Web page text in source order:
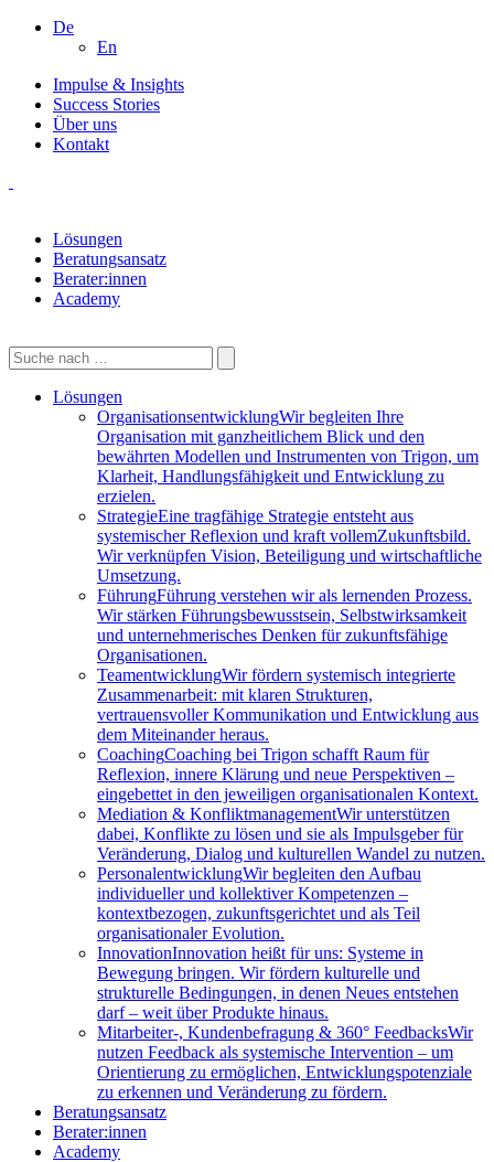
De
En
Impulse & Insights
Success Stories
Über uns
Kontakt
Lösungen
Beratungsansatz
Berater:innen
Academy
Lösungen
OrganisationsentwicklungWir begleiten Ihre
Organisation mit ganzheitlichem Blick und den
bewährten Modellen und Instrumenten von Trigon, um
Klarheit, Handlungsfähigkeit und Entwicklung zu
erzielen.
StrategieEine tragfähige Strategie entsteht aus
systemischer Reflexion und kraft vollemZukunftsbild.
Wir verknüpfen Vision, Beteiligung und wirtschaftliche
Umsetzung.
FührungFührung verstehen wir als lernenden Prozess.
Wir stärken Führungsbewusstsein, Selbstwirksamkeit
und unternehmerisches Denken für zukunftsfähige
Organisationen.
TeamentwicklungWir fördern systemisch integrierte
Zusammenarbeit: mit klaren Strukturen,
vertrauensvoller Kommunikation und Entwicklung aus
dem Miteinander heraus.
CoachingCoaching bei Trigon schafft Raum für
Reflexion, innere Klärung und neue Perspektiven –
eingebettet in den jeweiligen organisationalen Kontext.
Mediation & KonfliktmanagementWir unterstützen
dabei, Konflikte zu lösen und sie als Impulsgeber für
Veränderung, Dialog und kulturellen Wandel zu nutzen.
PersonalentwicklungWir begleiten den Aufbau
individueller und kollektiver Kompetenzen –
kontextbezogen, zukunftsgerichtet und als Teil
organisationaler Evolution.
InnovationInnovation heißt für uns: Systeme in
Bewegung bringen. Wir fördern kulturelle und
strukturelle Bedingungen, in denen Neues entstehen
darf – weit über Produkte hinaus.
Mitarbeiter-, Kundenbefragung & 360° FeedbacksWir
nutzen Feedback als systemische Intervention – um
Orientierung zu ermöglichen, Entwicklungspotenziale
zu erkennen und Veränderung zu fördern.
Beratungsansatz
Berater:innen
Academy